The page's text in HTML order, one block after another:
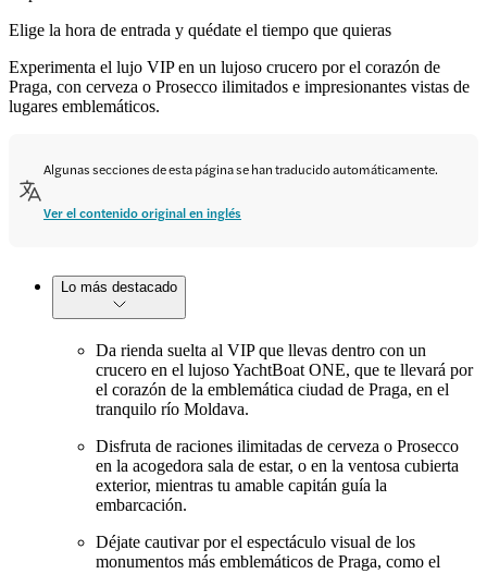
Elige la hora de entrada y quédate el tiempo que quieras
Experimenta el lujo VIP en un lujoso crucero por el corazón de
Praga, con cerveza o Prosecco ilimitados e impresionantes vistas de
lugares emblemáticos.
Algunas secciones de esta página se han traducido automáticamente.
Ver el contenido original en inglés
Lo más destacado
Da rienda suelta al VIP que llevas dentro con un
crucero en el lujoso YachtBoat ONE, que te llevará por
el corazón de la emblemática ciudad de Praga, en el
tranquilo río Moldava.
Disfruta de raciones ilimitadas de cerveza o Prosecco
en la acogedora sala de estar, o en la ventosa cubierta
exterior, mientras tu amable capitán guía la
embarcación.
Déjate cautivar por el espectáculo visual de los
monumentos más emblemáticos de Praga, como el